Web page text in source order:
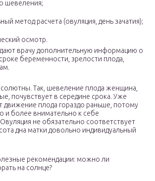
шевеления;
метод расчета (овуляция, день зачатия);
осмотр.
врачу дополнительную информацию о
беременности, зрелости плода,
Так, шевеление плода женщина,
почувствует в середине срока. Уже
плода гораздо раньше, потому
и более внимательно к себе
не обязательно соответствует
дна матки довольно индивидуальный
рекомендации: можно ли
на солнце?